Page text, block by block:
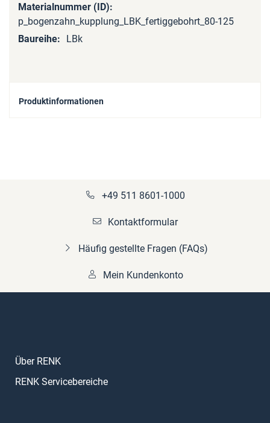
Mehr
Informationen
p_bogenzahn_kupplung_LBK_fertiggebohrt_80-125
LBk
Produktinformationen
+49 511 8601-1000
Kontaktformular
Häufig gestellte Fragen (FAQs)
Mein Kundenkonto
Über RENK
RENK Servicebereiche